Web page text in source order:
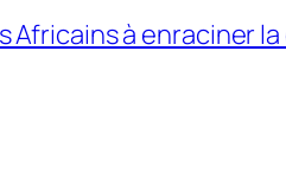
Africains à enraciner